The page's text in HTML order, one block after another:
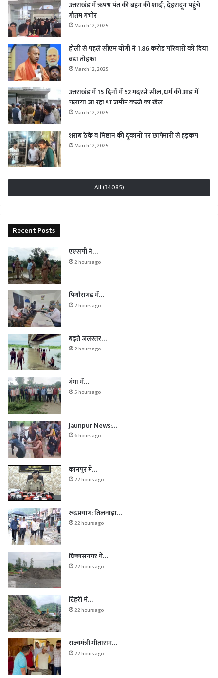
उत्तराखंड में ऋषभ पंत की बहन की शादी, देहरादून पहुंचे
गौतम गंभीर
March 12, 2025
होली से पहले सीएम योगी ने 1.86 करोड़ परिवारों को दिया
बड़ा तोहफा
March 12, 2025
उत्तराखंड में 15 दिनों में 52 मदरसे सील, धर्म की आड़ में
चलाया जा रहा था जमीन कब्जे का खेल
March 12, 2025
शराब ठेके व मिष्ठान की दुकानों पर छापेमारी से हड़कंप
March 12, 2025
All (34085)
Recent Posts
एएसपी ने…
2 hours ago
पिथौरागढ़ में…
2 hours ago
बढ़ते जलस्तर…
2 hours ago
गंगा में…
5 hours ago
Jaunpur News:…
6 hours ago
कानपुर में…
22 hours ago
रुद्रप्रयाग: तिलवाड़ा…
22 hours ago
विकासनगर में…
22 hours ago
टिहरी में…
22 hours ago
राज्यमंत्री गीताराम…
22 hours ago